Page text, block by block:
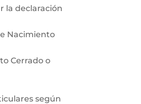
la declaración
Nacimiento
Cerrado o
según